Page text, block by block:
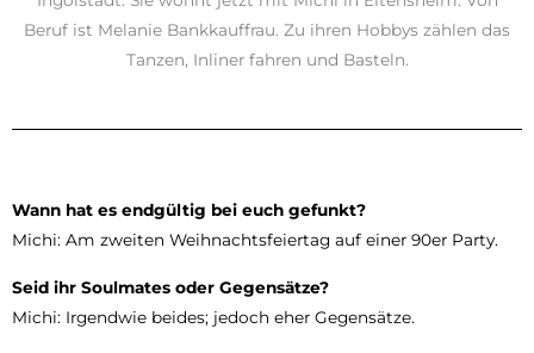
Beruf ist Melanie Bankkauffrau. Zu ihren Hobbys zählen das
Tanzen, Inliner fahren und Basteln.
Wann hat es endgültig bei euch gefunkt?
Michi: Am zweiten Weihnachtsfeiertag auf einer 90er Party.
Seid ihr Soulmates oder Gegensätze?
Michi: Irgendwie beides; jedoch eher Gegensätze.